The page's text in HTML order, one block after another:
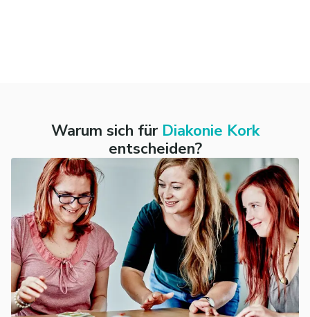
Diakonie Kork
Personalabteilung
Landstraße 1
bewerbung@diakonie-kork.de
Erstkontakt per WhatsApp: 0176/18411850
Warum sich für Diakonie Kork
entscheiden?